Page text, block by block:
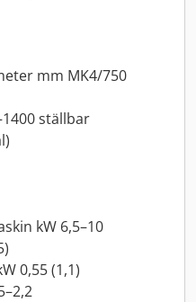
mm MK4/750
ställbar
kW 6,5–10
0,55 (1,1)